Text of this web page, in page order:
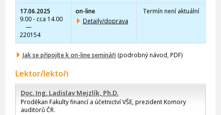
17.06.2025
9.00 - cca 14.00
—
220154
on-line
Detaily/doprava
Termín není aktuální
Jak se připojíte k on-line semináři (podrobný návod, PDF)
Lektor/lektoři
Doc. Ing. Ladislav Mejzlík, Ph.D.
Proděkan Fakulty financí a účetnictví VŠE, prezident Komory
auditorů ČR.